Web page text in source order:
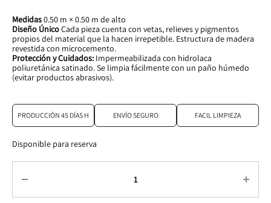
Medidas0.50 m × 0.50 m de alto
Diseño ÚnicoCada pieza cuenta con vetas, relieves y pigmentos
propios del material que la hacen irrepetible. Estructura de madera
revestida con microcemento.
Protección y Cuidados: Impermeabilizada con hidrolaca
poliuretánica satinado. Se limpia fácilmente con un paño húmedo
(evitar productos abrasivos).
PRODUCCIÓN 45 DÍAS H ENVÍO SEGURO FACIL LIMPIEZA
Disponible para reserva